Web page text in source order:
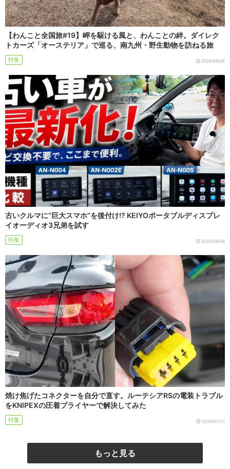
【わんこと全国旅#19】岬を駆ける風と、わんことの絆。ダイレク
トカーズ「オーステリア」で巡る、南九州・野生動物を訪ねる旅
特集 2026/08/05
古いクルマに“巨大スマホ”を後付け!? KEIYOポータブルディスプレ
イオーディオ3兄弟を試す
特集 2026/08/04
焼け焦げたコネクターを自分で直す。ルーテシアRSの電装トラブル
をKNIPEXの圧着プライヤーで解決してみた
特集 2026/07/31
もっと見る